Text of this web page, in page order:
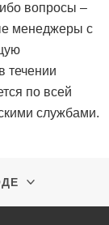
вопросы –
менеджеры с
течении
по всей
службами.